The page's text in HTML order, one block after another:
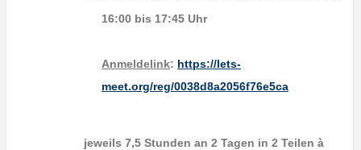
16:00 bis 17:45 Uhr
Anmeldelink: https://lets-
meet.org/reg/0038d8a2056f76e5ca
jeweils 7,5 Stunden an 2 Tagen in 2 Teilen à